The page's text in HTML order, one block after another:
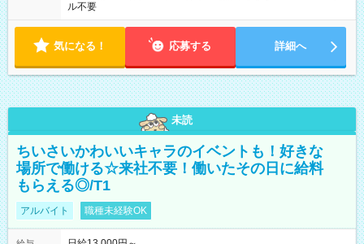
ル不要
気になる！ 応募する 詳細へ
未読
ちいさいかわいいキャラのイベントも！好きな
場所で働ける☆来社不要！働いたその日に給料
もらえる◎/T1
アルバイト 職種未経験OK